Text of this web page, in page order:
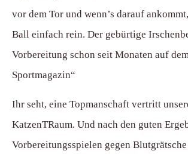
vor dem Tor und wenn’s darauf
Ball einfach rein. Der gebürtige
Vorbereitung schon seit Monaten auf
Sportmagazin“
Ihr seht, eine Topmanschaft vertritt
KatzenTRaum. Und nach den guten
Vorbereitungsspielen gegen